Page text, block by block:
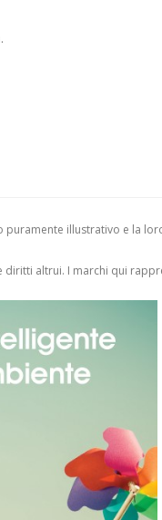
illustrativo e la
diritti altrui. I marchi qui